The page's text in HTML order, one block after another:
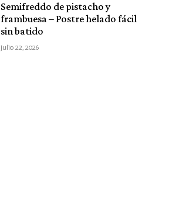
Semifreddo de pistacho y
frambuesa – Postre helado fácil
sin batido
julio 22, 2026